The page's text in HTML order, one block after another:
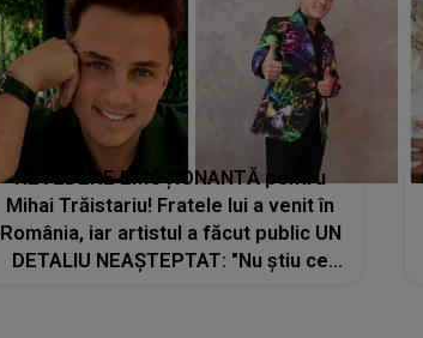
REVEDERE EMOȚIONANTĂ pentru
Mihai Trăistariu! Fratele lui a venit în
România, iar artistul a făcut public UN
DETALIU NEAȘTEPTAT: "Nu știu ce